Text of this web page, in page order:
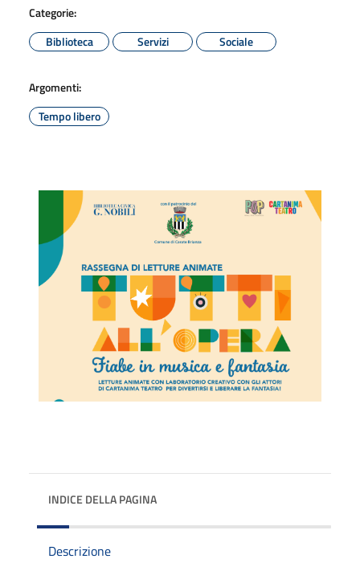
Categorie:
Biblioteca
Servizi Sociale
Argomenti:
Tempo libero
INDICE DELLA PAGINA
Descrizione